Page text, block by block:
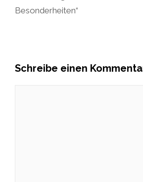
Besonderheiten“
Schreibe einen